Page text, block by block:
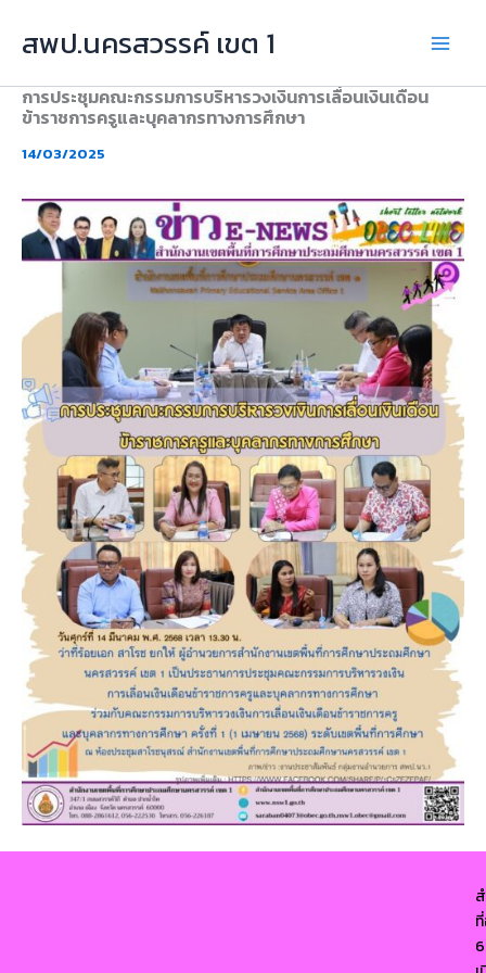
สพป.นครสวรรค์ เขต 1
การประชุมคณะกรรมการบริหารวงเงินการเลื่อนเงินเดือน
ข้าราชการครูและบุคลากรทางการศึกษา
14/03/2025